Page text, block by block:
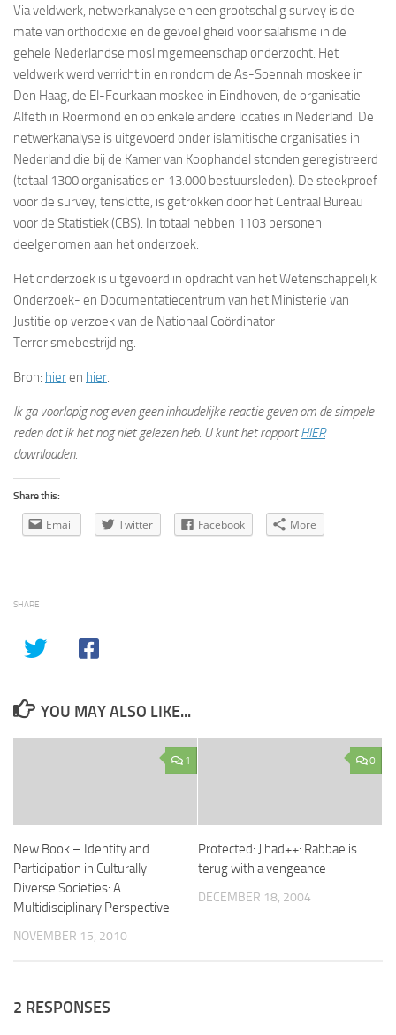
Via veldwerk, netwerkanalyse en een grootschalig survey is de
mate van orthodoxie en de gevoeligheid voor salafisme in de
gehele Nederlandse moslimgemeenschap onderzocht. Het
veldwerk werd verricht in en rondom de As-Soennah moskee in
Den Haag, de El-Fourkaan moskee in Eindhoven, de organisatie
Alfeth in Roermond en op enkele andere locaties in Nederland. De
netwerkanalyse is uitgevoerd onder islamitische organisaties in
Nederland die bij de Kamer van Koophandel stonden geregistreerd
(totaal 1300 organisaties en 13.000 bestuursleden). De steekproef
voor de survey, tenslotte, is getrokken door het Centraal Bureau
voor de Statistiek (CBS). In totaal hebben 1103 personen
deelgenomen aan het onderzoek.
Het onderzoek is uitgevoerd in opdracht van het Wetenschappelijk
Onderzoek- en Documentatiecentrum van het Ministerie van
Justitie op verzoek van de Nationaal Coördinator
Terrorismebestrijding.
Bron: hieren hier.
Ik ga voorlopig nog even geen inhoudelijke reactie geven om de simpele
reden dat ik het nog niet gelezen heb. U kunt het rapportHIER
downloaden.
Share this:
Email Twitter Facebook More
SHARE
YOU MAY ALSO LIKE...
1
New Book – Identity and
Participation in Culturally
Diverse Societies: A
Multidisciplinary Perspective
NOVEMBER 15, 2010
0
Protected: Jihad++: Rabbae is
terug with a vengeance
DECEMBER 18, 2004
2 RESPONSES